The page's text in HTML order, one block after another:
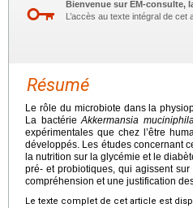
Bienvenue sur EM-consulte,
L’accès au texte intégral de cet
Résumé
Le rôle du microbiote dans la
La bactérieAkkermansia
expérimentales que chez l’être
développés. Les études concernant
la nutrition sur la glycémie et le
pré- et probiotiques, qui agissent
compréhension et une justification
Le texte complet de cet article est